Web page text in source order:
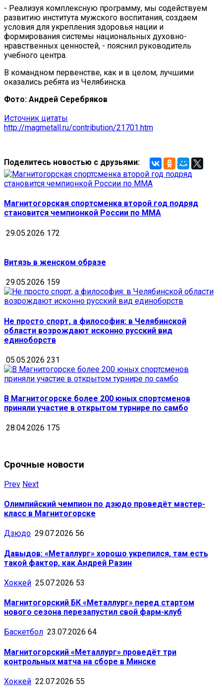
- Реализуя комплексную программу, мы содействуем
развитию института мужского воспитания, создаем
условия для укрепления здоровья нации и
формирования системы национальных духовно-
нравственных ценностей, - пояснил руководитель
учебного центра.
В командном первенстве, как и в целом, лучшими
оказались ребята из Челябинска.
Фото: Андрей Серебряков
Источник цитаты
http://magmetall.ru/contribution/21701.htm
Поделитесь новостью с друзьями:
Магнитогорская спортсменка второй год подряд
становится чемпионкой России по MMA
29.05.2026 172
Витязь в женском образе
29.05.2026 159
Не просто спорт, а философия: в Челябинской
области возрождают исконно русский вид
единоборств
05.05.2026 231
В Магнитогорске более 200 юных спортсменов
приняли участие в открытом турнире по самбо
28.04.2026 175
Срочные новости
Prev Next
Олимпийский чемпион по дзюдо проведёт мастер-
класс в Магнитогорске
Дзюдо 29.07.2026 56
Давыдов: «Металлург» хорошо укрепился, там есть
такой фактор, как Андрей Разин
Хоккей 25.07.2026 53
Магнитогорский БК «Металлург» перед стартом
нового сезона перезапустил свой фарм-клуб
Баскетбол 23.07.2026 64
Магнитогорский «Металлург» проведёт три
контрольных матча на сборе в Минске
Хоккей 22.07.2026 55